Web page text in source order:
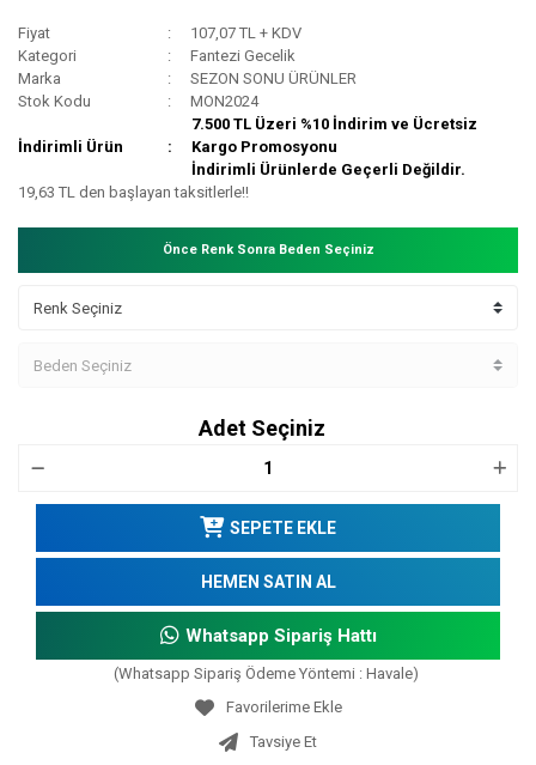
Fiyat
107,07 TL + KDV
Kategori
Fantezi Gecelik
Marka
SEZON SONU ÜRÜNLER
Stok Kodu
MON2024
İndirimli Ürün
7.500 TL Üzeri %10 İndirim ve Ücretsiz
Kargo Promosyonu
İndirimli Ürünlerde Geçerli Değildir.
19,63 TL den başlayan taksitlerle!!
Önce Renk Sonra Beden Seçiniz
Adet Seçiniz
SEPETE EKLE
HEMEN SATIN AL
Whatsapp Sipariş Hattı
(Whatsapp Sipariş Ödeme Yöntemi : Havale)
Tavsiye Et